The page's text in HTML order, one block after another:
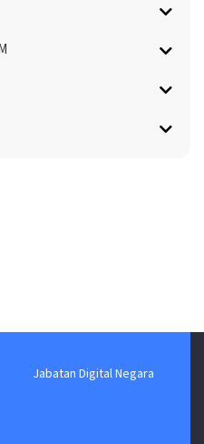
Digital Negara